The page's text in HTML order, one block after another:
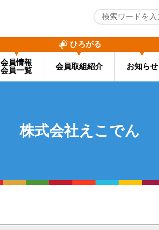
ひろがる
会員情報
会員一覧
会員取組紹介 お知らせ
株式会社えこでん